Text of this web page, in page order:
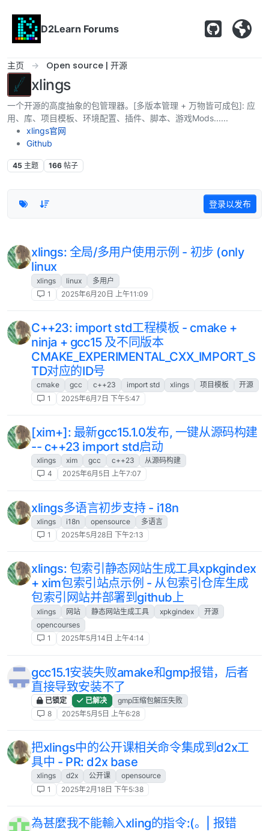
D2Learn Forums
主页 Open source | 开源
xlings
一个开源的高度抽象的包管理器。[多版本管理 + 万物皆可成包]: 应
用、库、项目模板、环境配置、插件、脚本、游戏Mods......
xlings官网
Github
45 主题 166 帖子
登录以发布
xlings: 全局/多用户使用示例 - 初步 (only
linux
xlings linux
多用户
1
2025年6月20日 上午11:09
C++23: import std工程模板 - cmake +
ninja + gcc15 及不同版本
CMAKE_EXPERIMENTAL_CXX_IMPORT_S
TD对应的ID号
cmake gcc c++23 import std xlings 项目模板
开源
1
2025年6月7日 下午5:47
[xim+]: 最新gcc15.1.0发布, 一键从源码构建
-- c++23 import std启动
xlings xim gcc c++23
从源码构建
4
2025年6月5日 上午7:07
xlings多语言初步支持 - i18n
xlings i18n opensource
多语言
1
2025年5月28日 下午2:13
xlings: 包索引静态网站生成工具xpkgindex
+ xim包索引站点示例 - 从包索引仓库生成
包索引网站并部署到github上
xlings 网站 静态网站生成工具 xpkgindex
开源
opencourses
1
2025年5月14日 上午4:14
gcc15.1安装失败amake和gmp报错，后者
直接导致安装不了
已锁定 已解决
gmp压缩包解压失败
8
2025年5月5日 上午6:28
把xlings中的公开课相关命令集成到d2x工
具中 - PR: d2x base
xlings d2x 公开课
opensource
1
2025年2月18日 下午5:38
為甚麼我不能輸入xling的指令:(。| 报错